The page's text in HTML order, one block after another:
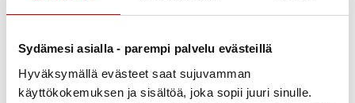
Sydämesi asialla - parempi palvelu evästeillä
Hyväksymällä evästeet saat sujuvamman
käyttökokemuksen ja sisältöä, joka sopii juuri sinulle.
Yrityksenne logonäkyvyys Yritystukija -sivustolla